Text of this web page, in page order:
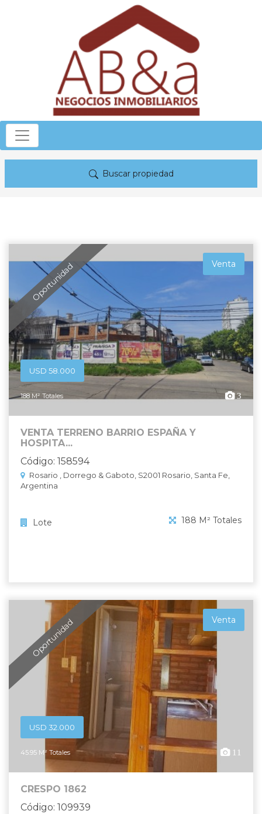
Buscar propiedad
Oportunidad Venta
USD 58.000
188 M² Totales 3
VENTA TERRENO BARRIO ESPAÑA Y
HOSPITA...
Código: 158594
Rosario , Dorrego & Gaboto, S2001 Rosario, Santa Fe,
Argentina
Lote 188 M² Totales
Oportunidad Venta
USD 32.000
45.95 M² Totales 11
CRESPO 1862
Código: 109939